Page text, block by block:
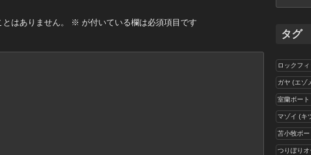
はありません。 ※ が付いている欄は必須項目です
ー
タグ
ロックフ
ガヤ (エゾ
室蘭ボー
マゾイ (キ
苫小牧ボ
つりぼり